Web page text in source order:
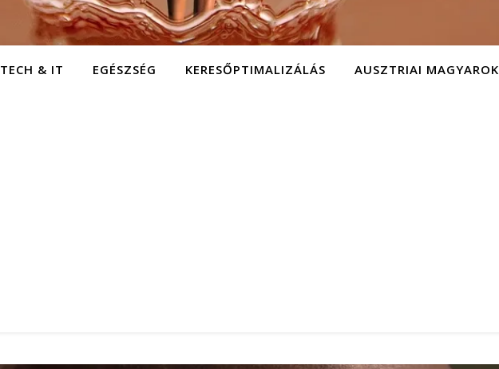
TECH & IT EGÉSZSÉG KERESŐPTIMALIZÁLÁS AUSZTRIAI MAGYAROK